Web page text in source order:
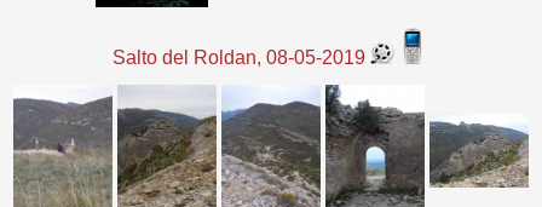
Salto del Roldan, 08-05-2019